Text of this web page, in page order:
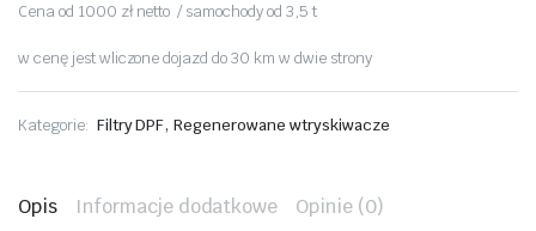
Cena od 1000 zł netto / samochody od 3,5 t
w cenę jest wliczone dojazd do 30 km w dwie strony
Kategorie: Filtry DPF, Regenerowane wtryskiwacze
Opis Informacje dodatkowe Opinie (0)